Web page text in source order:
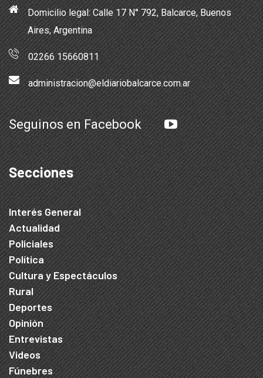
Domicilio legal: Calle 17 N° 792, Balcarce, Buenos
Aires, Argentina
02266 15660811
administracion@eldiariobalcarce.com.ar
Seguinos en Facebook
Secciones
Interés General
Actualidad
Policiales
Política
Cultura y Espectáculos
Rural
Deportes
Opinión
Entrevistas
Videos
Fúnebres